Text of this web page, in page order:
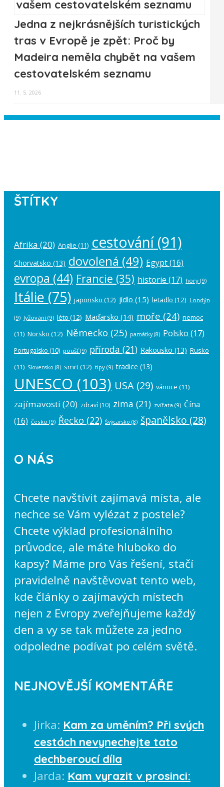
Jedna z nejkrásnějších turistických
tras v Evropě je zpět: Proč by
Madeira neměla chybět na vašem
cestovatelském seznamu
11. 5. 2026
ŠTÍTKY
Afrika (20) Anglie (11) cestování(91)
Chorvatsko (13) dovolená (49) Egypt(16)
evropa (44) Francie (35) historie (17) hory (9)
Itálie (75) japonsko (12) jídlo (15) letadlo (12) Londýn
(9) lyžování (9) léto (12) Maďarsko (14) moře (24) nemoc
(11) Norsko (12) Německo (25) památky(8) Polsko (17)
Portugalsko (10) poušť(9) příroda (21) Rakousko (13) Rusko
(11) Slovensko (8) smrt(12) tipy (9) tradice (13)
UNESCO (103) USA (29) vánoce (11)
zajímavosti (20) zdraví (10) zima (21) zvířata (9) Čína
(16) česko (9) Řecko (22) Švýcarsko (8) španělsko (28)
O NÁS
Chcete navštívit zajímavá místa, ale
nechce se Vám vylézat z postele?
Chcete výklad profesionálního
průvodce, ale máte hluboko do
kapsy? Máme pro Vás řešení, stačí
pravidelně navštěvovat tento web,
kde články o zajímavých místech
nejen z Evropy zveřejňujeme každý
den a vy se tak můžete za jedno
odpoledne podívat po celém světě.
NEJNOVĚJŠÍ KOMENTÁŘE
Jirka: Kam za uměním? Při svých
cestách nevynechejte tato
dechberoucí díla
Jarda: Kam vyrazit v prosinci: